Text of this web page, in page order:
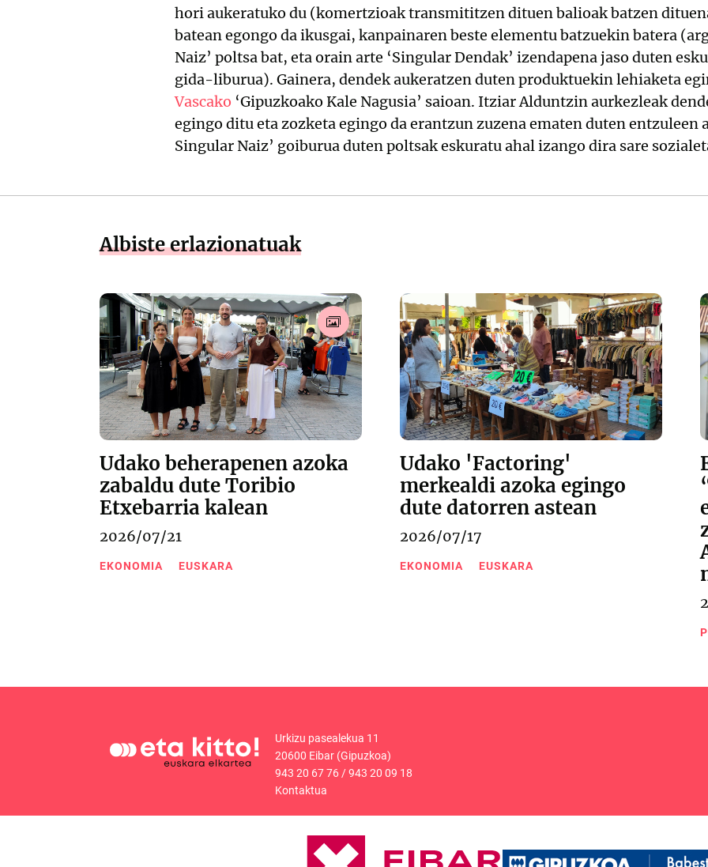
hori aukeratuko du (komertzioak transmititzen dituen balioak batzen
batean egongo da ikusgai, kanpainaren beste elementu batzuekin batera
Naiz’ poltsa bat, eta orain arte ‘Singular Dendak’ izendapena jaso duten
gida-liburua). Gainera, dendek aukeratzen duten produktuekin lehiaketa
Vascako ‘Gipuzkoako Kale Nagusia’ saioan. Itziar Alduntzin aurkezleak
egingo ditu eta zozketa egingo da erantzun zuzena ematen duten entzuleen
Singular Naiz’ goiburua duten poltsak eskuratu ahal izango dira sare
Albiste erlazionatuak
Udako beherapenen azoka
zabaldu dute Toribio
Etxebarria kalean
2026/07/21
EKONOMIA EUSKARA
Udako 'Factoring'
merkealdi azoka egingo
dute datorren astean
2026/07/17
EKONOMIA EUSKARA
Urkizu pasealekua 11
20600 Eibar (Gipuzkoa)
943 20 67 76/943 20 09 18
Kontaktua